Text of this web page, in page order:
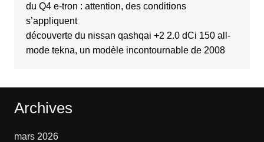
du Q4 e-tron : attention, des conditions
s’appliquent
découverte du nissan qashqai +2 2.0 dCi 150 all-
mode tekna, un modèle incontournable de 2008
Archives
mars 2026